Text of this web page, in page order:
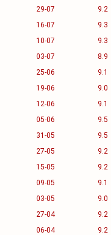
29-07 9.2
16-07 9.3
10-07 9.3
03-07 8.9
25-06 9.1
19-06 9.0
12-06 9.1
05-06 9.5
31-05 9.5
27-05 9.2
15-05 9.2
09-05 9.1
03-05 9.0
27-04 9.2
06-04 9.2